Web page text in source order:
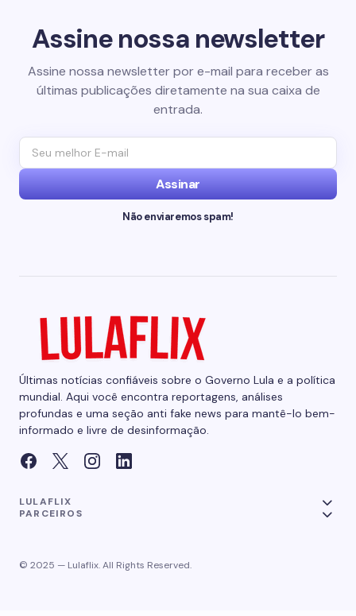
Assine nossa newsletter
Assine nossa newsletter por e-mail para receber as
últimas publicações diretamente na sua caixa de
entrada.
Assinar
Não enviaremos spam!
Últimas notícias confiáveis sobre o Governo Lula e a política
mundial. Aqui você encontra reportagens, análises
profundas e uma seção anti fake news para mantê-lo bem-
informado e livre de desinformação.
LULAFLIX
PARCEIROS
© 2025 — Lulaflix. All Rights Reserved.